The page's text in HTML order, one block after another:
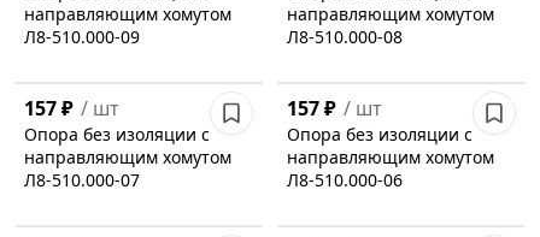
направляющим хомутом
Л8-510.000-09
направляющим хомутом
Л8-510.000-08
157 ₽ / шт
Опора без изоляции с
направляющим хомутом
Л8-510.000-07
157 ₽ / шт
Опора без изоляции с
направляющим хомутом
Л8-510.000-06